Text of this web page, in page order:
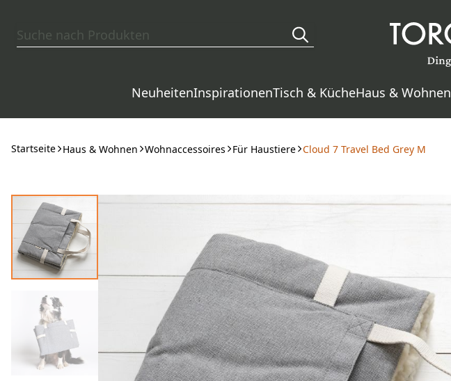
NeuheitenInspirationenTisch & KücheHaus & Wohnen
Startseite Haus & Wohnen Wohnaccessoires Für Haustiere Cloud 7 Travel Bed Grey M